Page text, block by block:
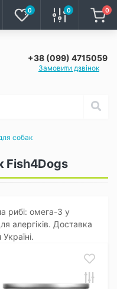
0 0 0
+38 (099) 4715059
Замовити дзвінок
собак
Fish4Dogs
рибі: омега-3 у
алергіків. Доставка